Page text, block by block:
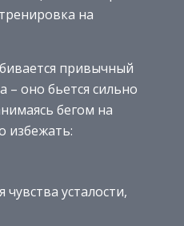
на
привычный
– оно бьется сильно
бегом на
избежать:
усталости,